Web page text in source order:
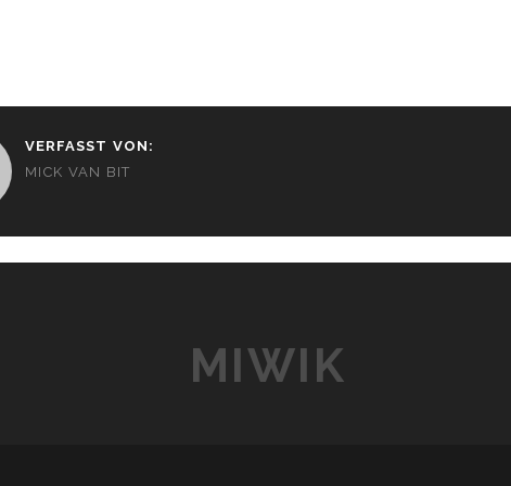
VERFASST VON:
MICK VAN BIT
MIWIK